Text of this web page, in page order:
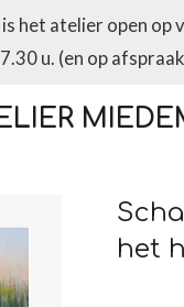
is het atelier open op
u. (en op
het